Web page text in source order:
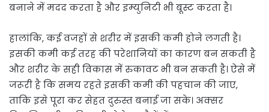
बनाने में मदद करता है और इम्युनिटी भी बूस्ट करता है।
हालांकि, कई वजहों से शरीर में इसकी कमी होने लगती है।
इसकी कमी कई तरह की परेशानियों का कारण बन सकती है
और शरीर के सही विकास में रुकावट भी बन सकती है। ऐसे में
जरूरी है कि समय रहते इसकी कमी की पहचान की जाए,
ताकि इसे पूरा कर सेहत दुरुस्त बनाई जा सके। अक्सर